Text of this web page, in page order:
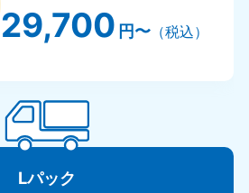
29,700 円〜（税込）
Lパック